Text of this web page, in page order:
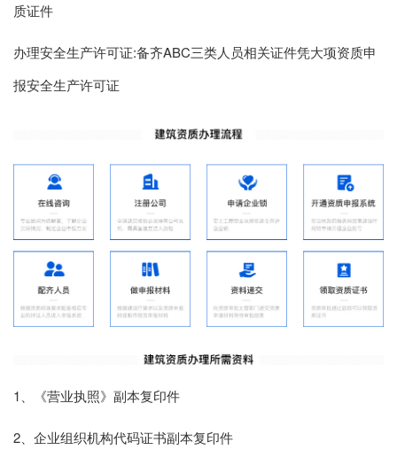
质证件
办理安全生产许可证:备齐ABC三类人员相关证件凭大项资质申
报安全生产许可证
1、《营业执照》副本复印件
2、企业组织机构代码证书副本复印件